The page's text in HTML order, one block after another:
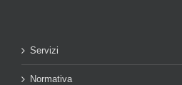
Servizi
Normativa